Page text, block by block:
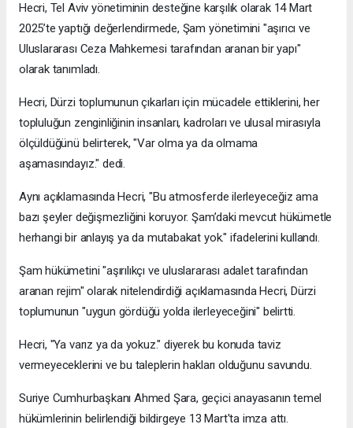
Hecri, Tel Aviv yönetiminin desteğine karşılık olarak 14 Mart
2025’te yaptığı değerlendirmede, Şam yönetimini "aşırıcı ve
Uluslararası Ceza Mahkemesi tarafından aranan bir yapı"
olarak tanımladı.
Hecri, Dürzi toplumunun çıkarları için mücadele ettiklerini, her
topluluğun zenginliğinin insanları, kadroları ve ulusal mirasıyla
ölçüldüğünü belirterek, "Var olma ya da olmama
aşamasındayız." dedi.
Aynı açıklamasında Hecri, "Bu atmosferde ilerleyeceğiz ama
bazı şeyler değişmezliğini koruyor. Şam’daki mevcut hükümetle
herhangi bir anlayış ya da mutabakat yok." ifadelerini kullandı.
Şam hükümetini "aşırılıkçı ve uluslararası adalet tarafından
aranan rejim" olarak nitelendirdiği açıklamasında Hecri, Dürzi
toplumunun "uygun gördüğü yolda ilerleyeceğini" belirtti.
Hecri, "Ya varız ya da yokuz." diyerek bu konuda taviz
vermeyeceklerini ve bu taleplerin hakları olduğunu savundu.
Suriye Cumhurbaşkanı Ahmed Şara, geçici anayasanın temel
hükümlerinin belirlendiği bildirgeye 13 Mart'ta imza attı.